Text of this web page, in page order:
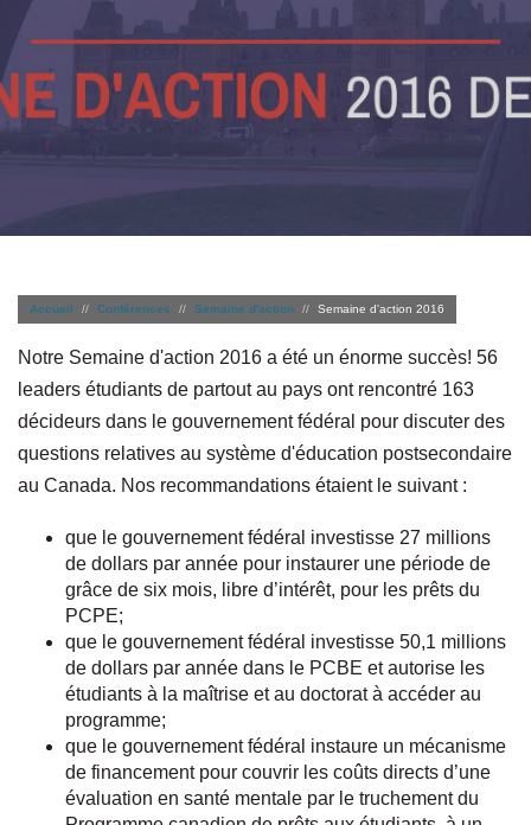
Accueil Conférences Semaine d'action Semaine d'action 2016
Notre Semaine d'action 2016 a été un énorme succès! 56
leaders étudiants de partout au pays ont rencontré 163
décideurs dans le gouvernement fédéral pour discuter des
questions relatives au système d'éducation postsecondaire
au Canada. Nos recommandations étaient le suivant :
que le gouvernement fédéral investisse 27 millions
de dollars par année pour instaurer une période de
grâce de six mois, libre d’intérêt, pour les prêts du
PCPE;
que le gouvernement fédéral investisse 50,1 millions
de dollars par année dans le PCBE et autorise les
étudiants à la maîtrise et au doctorat à accéder au
programme;
que le gouvernement fédéral instaure un mécanisme
de financement pour couvrir les coûts directs d’une
évaluation en santé mentale par le truchement du